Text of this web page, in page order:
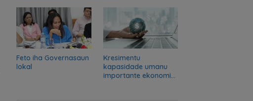
Feto iha Governasaun
lokal
Kresimentu
kapasidade umanu
importante ekonomia